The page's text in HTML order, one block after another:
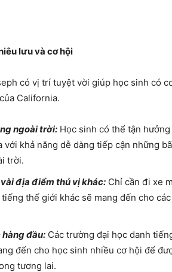
lưu và cơ hội
có vị trí tuyệt vời giúp học sinh có
California.
ngoài trời: Học sinh có thể tận
với khả năng dễ dàng tiếp cận những
trời.
địa điểm thú vị khác: Chỉ cần đi xe
thế giới khác sẽ mang đến cho
đầu: Các trường đại học danh
đến cho học sinh nhiều cơ hội để
tương lai.